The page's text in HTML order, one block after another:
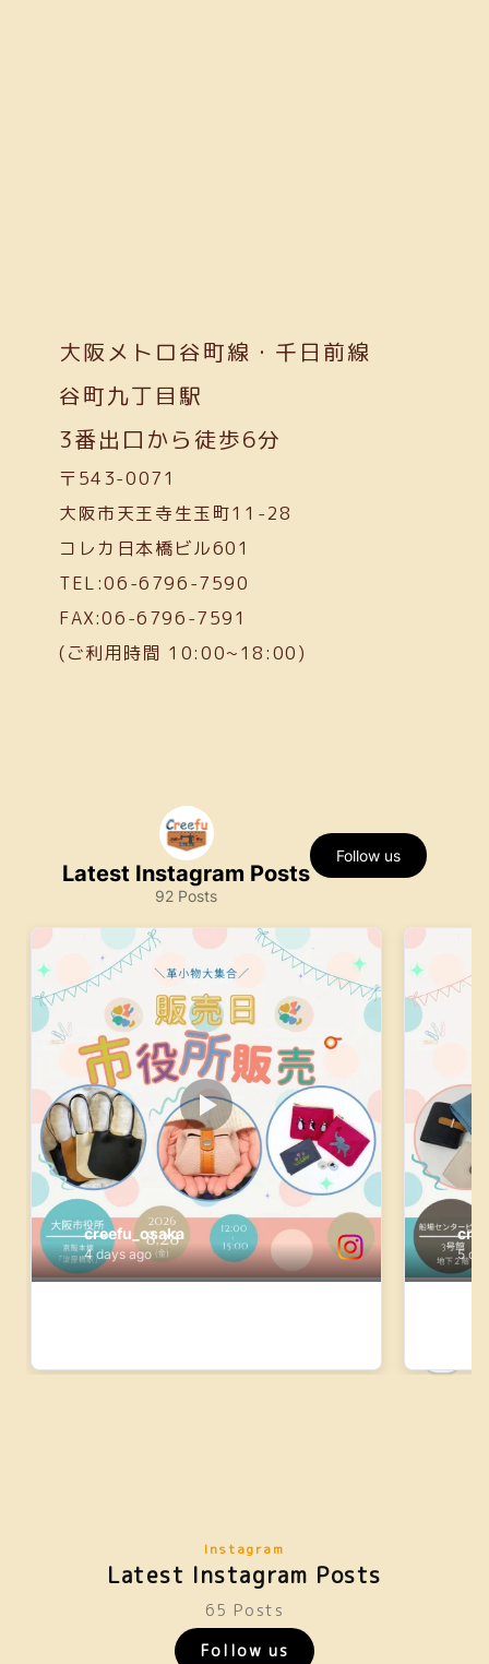
大阪メトロ谷町線・千日前線
谷町九丁目駅
3番出口から徒歩6分
〒543-0071
大阪市天王寺生玉町11-28
コレカ日本橋ビル601
TEL:06-6796-7590
FAX:06-6796-7591
(ご利用時間 10:00~18:00)
Instagram
Latest Instagram Posts
65 Posts
Follow us